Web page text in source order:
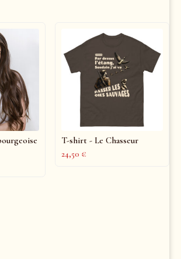
T-shirt - Le Chasseur
24,50 €